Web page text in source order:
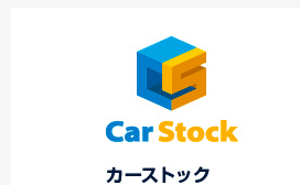
ンブレム塗装 中…